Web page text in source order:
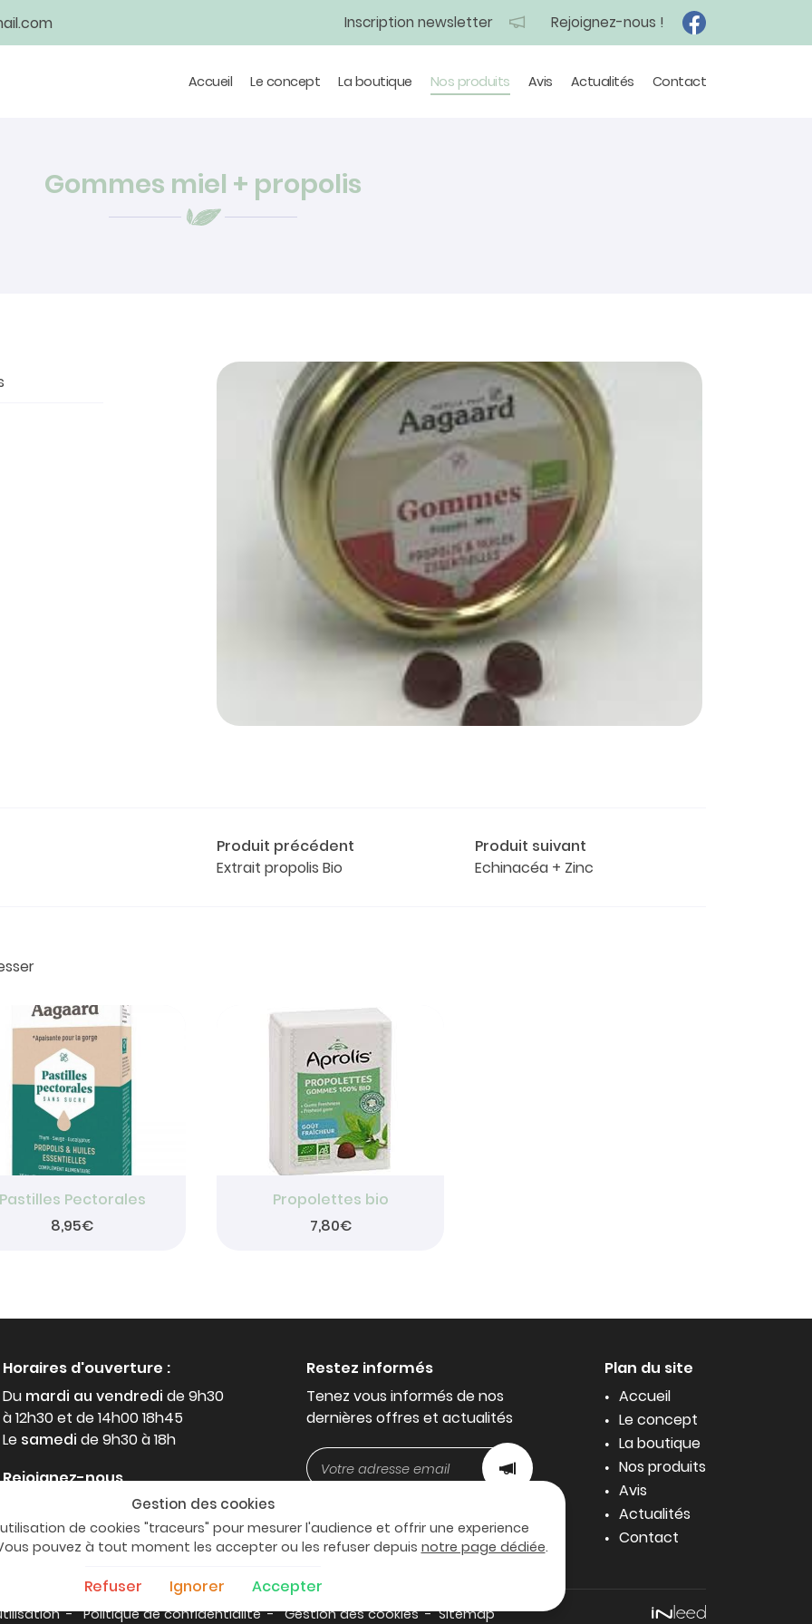
Inscription newsletter Rejoignez-nous !
Accueil Le concept La boutique Nos produits Avis Actualités Contact
Gommes miel + propolis
Produit précédent
Extrait propolis Bio
Produit suivant
Echinacéa + Zinc
Pastilles Pectorales
8,95€
Propolettes bio
7,80€
Horaires d'ouverture :
Du mardi au vendredi de 9h30
à 12h30 et de 14h00 18h45
Le samedi de 9h30 à 18h
Rejoignez-nous
Restez informés
Tenez vous informés de nos
dernières offres et actualités
Plan du site
Accueil
Le concept
La boutique
Nos produits
Avis
Actualités
Contact
Politique de confidentialité Gestion des cookies Sitemap
Gestion des cookies
de cookies "traceurs" pour mesurer l'audience et offrir une experience
pouvez à tout moment les accepter ou les refuser depuis notre page dédiée.
Refuser Ignorer Accepter